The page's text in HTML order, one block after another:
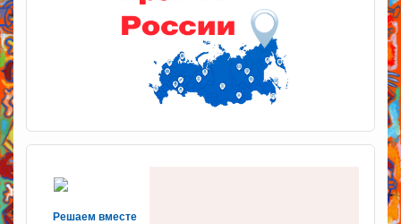
Решаем вместе